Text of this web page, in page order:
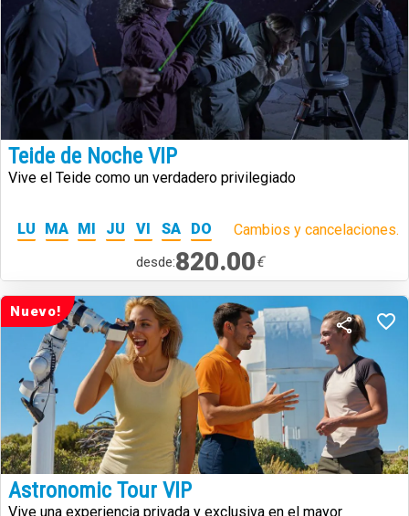
Teide de Noche VIP
Vive el Teide como un verdadero privilegiado
LU MA MI JU VI SA DO Cambios y cancelaciones.
desde:820.00€
Nuevo!
Astronomic Tour VIP
Vive una experiencia privada y exclusiva en el mayor